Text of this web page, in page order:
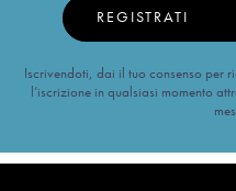
REGISTRATI
Iscrivendoti, dai il tuo consenso per
l’iscrizione in qualsiasi momento